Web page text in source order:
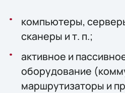
компьютеры,
сканеры и т. п.;
активное и
оборудование
маршрутизаторы и